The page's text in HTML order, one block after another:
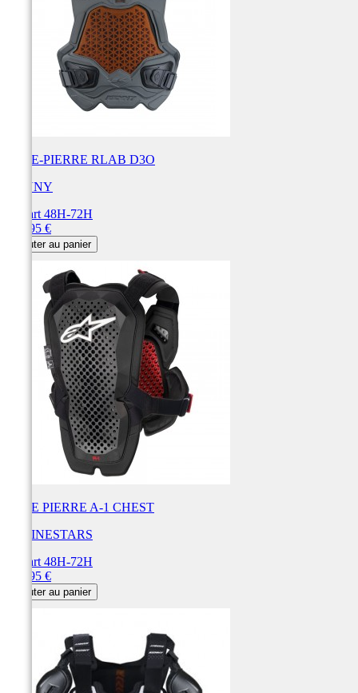
PARE-PIERRE RLAB D3O
KENNY
Départ 48H-72H
149,95 €
Ajouter au panier
PARE PIERRE A-1 CHEST
ALPINESTARS
Départ 48H-72H
144,95 €
Ajouter au panier